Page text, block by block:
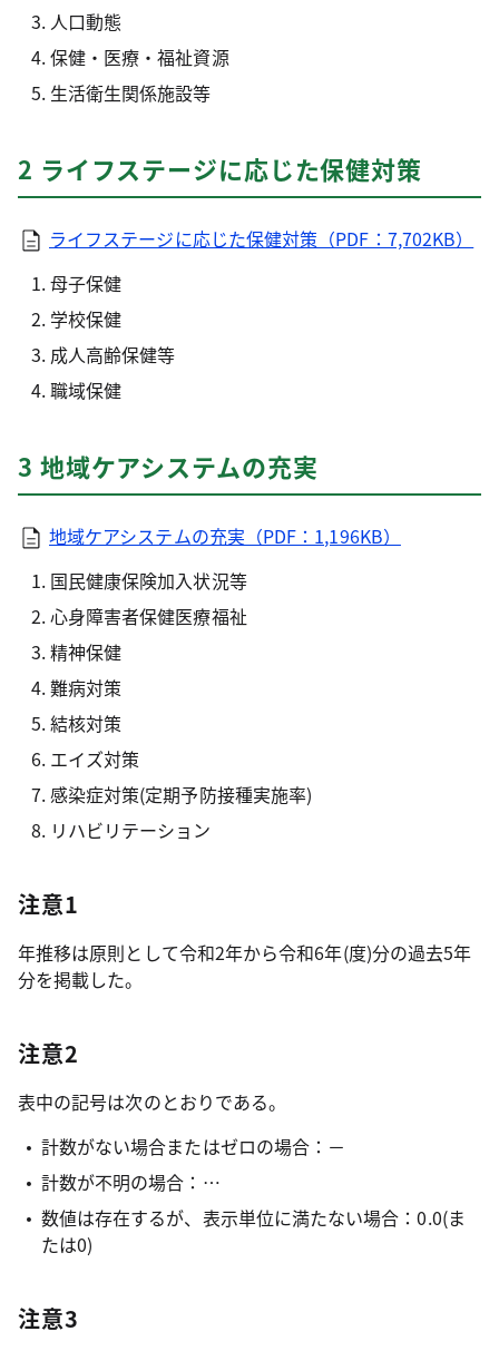
人口動態
保健・医療・福祉資源
生活衛生関係施設等
2 ライフステージに応じた保健対策
ライフステージに応じた保健対策（PDF：7,702KB）
母子保健
学校保健
成人高齢保健等
職域保健
3 地域ケアシステムの充実
地域ケアシステムの充実（PDF：1,196KB）
国民健康保険加入状況等
心身障害者保健医療福祉
精神保健
難病対策
結核対策
エイズ対策
感染症対策(定期予防接種実施率)
リハビリテーション
注意1
年推移は原則として令和2年から令和6年(度)分の過去5年
分を掲載した。
注意2
表中の記号は次のとおりである。
計数がない場合またはゼロの場合：－
計数が不明の場合：…
数値は存在するが、表示単位に満たない場合：0.0(ま
たは0)
注意3